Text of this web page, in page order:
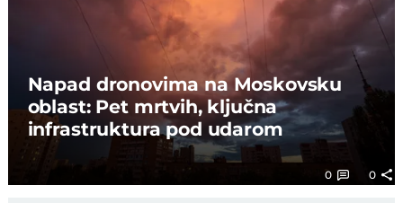
Napad dronovima na Moskovsku
oblast: Pet mrtvih, ključna
infrastruktura pod udarom
0 0